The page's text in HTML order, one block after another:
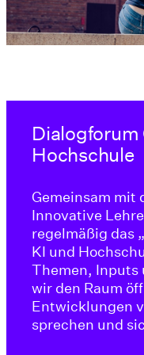
Dialogforum
Hochschule
Gemeinsam mit
Innovative
regelmäßig das
KI und
Themen, Inputs
wir den Raum
Entwicklungen
sprechen und